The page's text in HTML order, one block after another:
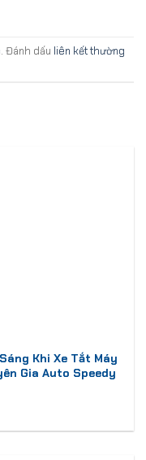
. Đánh dấu liên kết thường
Khi Xe Tắt Máy
Gia Auto Speedy